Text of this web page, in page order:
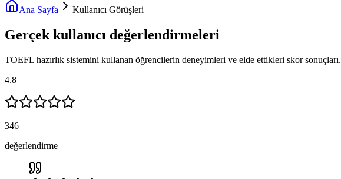
Ana Sayfa Kullanıcı Görüşleri
Gerçek kullanıcı değerlendirmeleri
TOEFL hazırlık sistemini kullanan öğrencilerin deneyimleri ve elde ettikleri skor sonuçları.
4.8
346
değerlendirme